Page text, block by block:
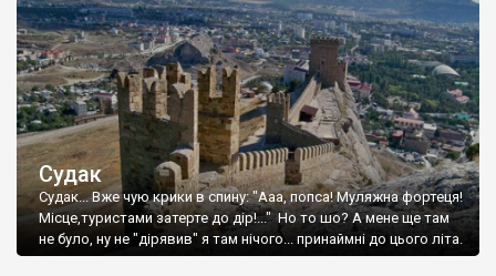
Судак
Судак... Вже чую крики в спину: "Ааа, попса! Муляжна фортеця!
Місце,туристами затерте до дір!..." Но то шо? А мене ще там
не було, ну не "дірявив" я там нічого... принаймні до цього літа.